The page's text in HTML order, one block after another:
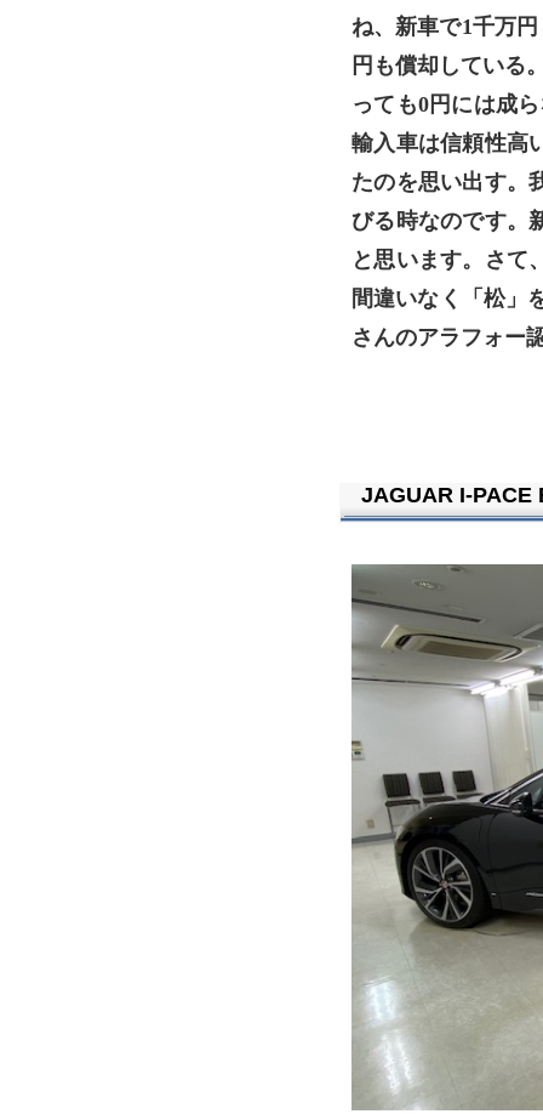
ね、新車で1千万
円も償却している
っても0円には成
輸入車は信頼性高
たのを思い出す。
びる時なのです。
と思います。さて
間違いなく「松」
さんのアラフォー
JAGUAR I-PACE